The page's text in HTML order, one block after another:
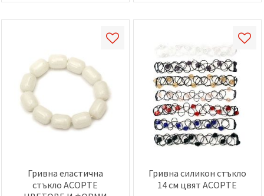
Гривна еластична
стъкло АСОРТЕ
Гривна силикон стъкло
14 см цвят АСОРТЕ